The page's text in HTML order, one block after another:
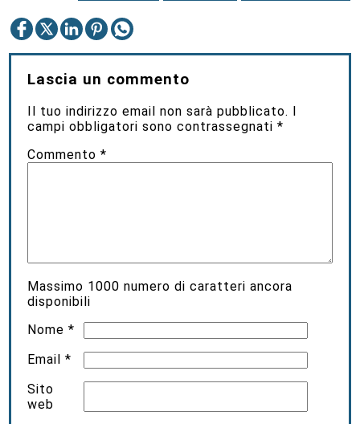
Lascia un commento
Il tuo indirizzo email non sarà pubblicato. I
campi obbligatori sono contrassegnati*
Commento*
Massimo 1000 numero di caratteri ancora
disponibili
Nome*
Email*
Sito
web